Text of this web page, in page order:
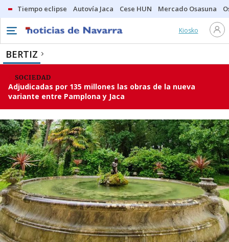
Tiempo eclipse Autovía Jaca Cese HUN Mercado Osasuna
Kiosko
BERTIZ
SOCIEDAD
Adjudicadas por 135 millones las obras de la nueva
variante entre Pamplona y Jaca